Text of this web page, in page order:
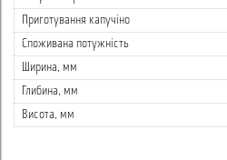
- об’єм контейнера для кави в
- об’єм контейнера вершки - 0,75
- об’єм контейнера шоколад - 1,8 кг;
- вага: 47 кг;
- габарити (ШхВxГл): 368x783x586
Приготування капучіно
Споживана потужність
Ширина, мм
Глибина, мм
Висота, мм